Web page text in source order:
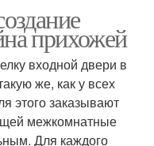
прихожей
входной двери в
же, как у всех
этого заказывают
межкомнатные
Для каждого